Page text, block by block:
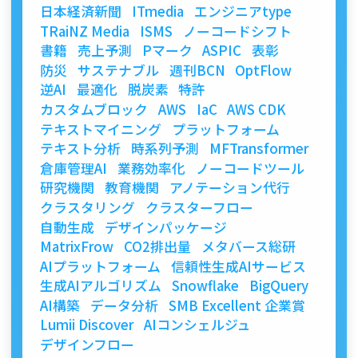
日本経済新聞
ITmedia
エンジニアtype
TRaiNZ Media
ISMS
ノーコードシフト
書籍
売上予測 Pマーク ASPIC 表彰
防災 サステナブル 週刊BCN
OptFlow
逆AI
最適化 脱炭素 特許
カスタムブロック
AWS IaC AWS CDK
テキストマイニング
プラットフォーム
テキスト分析 時系列予測
MFTransformer
倉庫管理AI
業務効率化
ノーコードツール
研究機関 教育機関
アノテーション代行
クラスタリング
クラスターフロー
自動生成
デザインパッケージ
MatrixFrow CO2排出量
メタバース総研
AIプラットフォーム 信頼性生成AIサービス
生成AIアルゴリズム Snowflake
BigQuery
AI構築
データ分析 SMB Excellent 企業賞
Lumii Discover AIコンシェルジュ
デザインフロー